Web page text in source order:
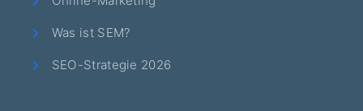
Was ist SEM?
SEO-Strategie 2026